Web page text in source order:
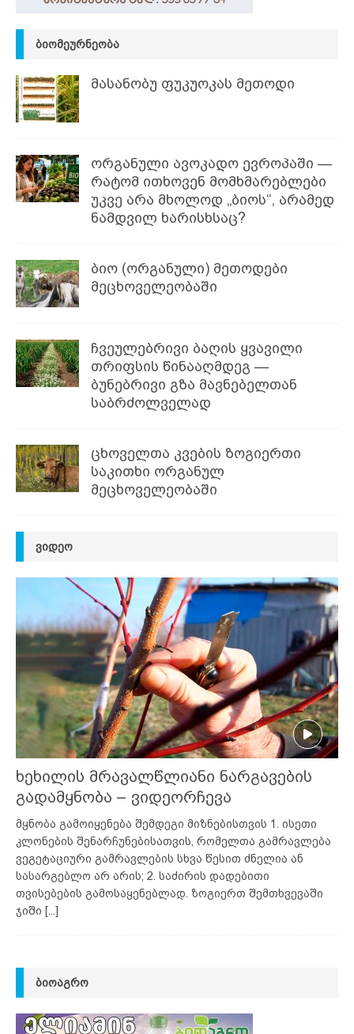
ᲑᲘᲝᲛᲔᲣᲠᲜᲔᲝᲑᲐ
მასანობუ ფუკუოკას მეთოდი
ორგანული ავოკადო ევროპაში —
რატომ ითხოვენ მომხმარებლები
უკვე არა მხოლოდ „ბიოს“, არამედ
ნამდვილ ხარისხსაც?
ბიო (ორგანული) მეთოდები
მეცხოველეობაში
ჩვეულებრივი ბაღის ყვავილი
თრიფსის წინააღმდეგ —
ბუნებრივი გზა მავნებელთან
საბრძოლველად
ცხოველთა კვების ზოგიერთი
საკითხი ორგანულ
მეცხოველეობაში
ᲕᲘᲓᲔᲝ
ხეხილის მრავალწლიანი ნარგავების
გადამყნობა – ვიდეორჩევა
მყნობა გამოიყენება შემდეგი მიზნებისთვის 1. ისეთი
კლონების შენარჩუნებისათვის, რომელთა გამრავლება
ვეგეტაციური გამრავლების სხვა წესით ძნელია ან
სასარგებლო არ არის; 2. საძირის დადებითი
თვისებების გამოსაყენებლად. ზოგიერთ შემთხვევაში
ჯიში [...]
ᲑᲘᲝᲐᲒᲠᲝ